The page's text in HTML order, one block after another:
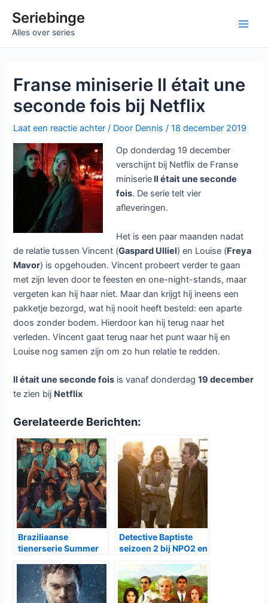
naarSeriebinge
Alles over series
Franse miniserie Il était une
seconde fois bij Netflix
Laat een reactie achter / Door Dennis/18 december 2019
Op donderdag 19 december
verschijnt bij Netflix de Franse
miniserie Il était une seconde
fois. De serie telt vier
afleveringen.
Het is een paar maanden nadat
de relatie tussen Vincent (Gaspard Ulliel) en Louise (Freya
Mavor) is opgehouden. Vincent probeert verder te gaan
met zijn leven door te feesten en one-night-stands, maar
vergeten kan hij haar niet. Maar dan krijgt hij ineens een
pakketje bezorgd, wat hij nooit heeft besteld: een aparte
doos zonder bodem. Hierdoor kan hij terug naar het
verleden. Vincent gaat terug naar het punt waar hij en
Louise nog samen zijn om zo hun relatie te redden.
Il était une seconde fois is vanaf donderdag19 december
te zien bij Netflix
Gerelateerde Berichten:
Braziliaanse
tienerserie Summer
Detective Baptiste
seizoen 2 bij NPO2 en